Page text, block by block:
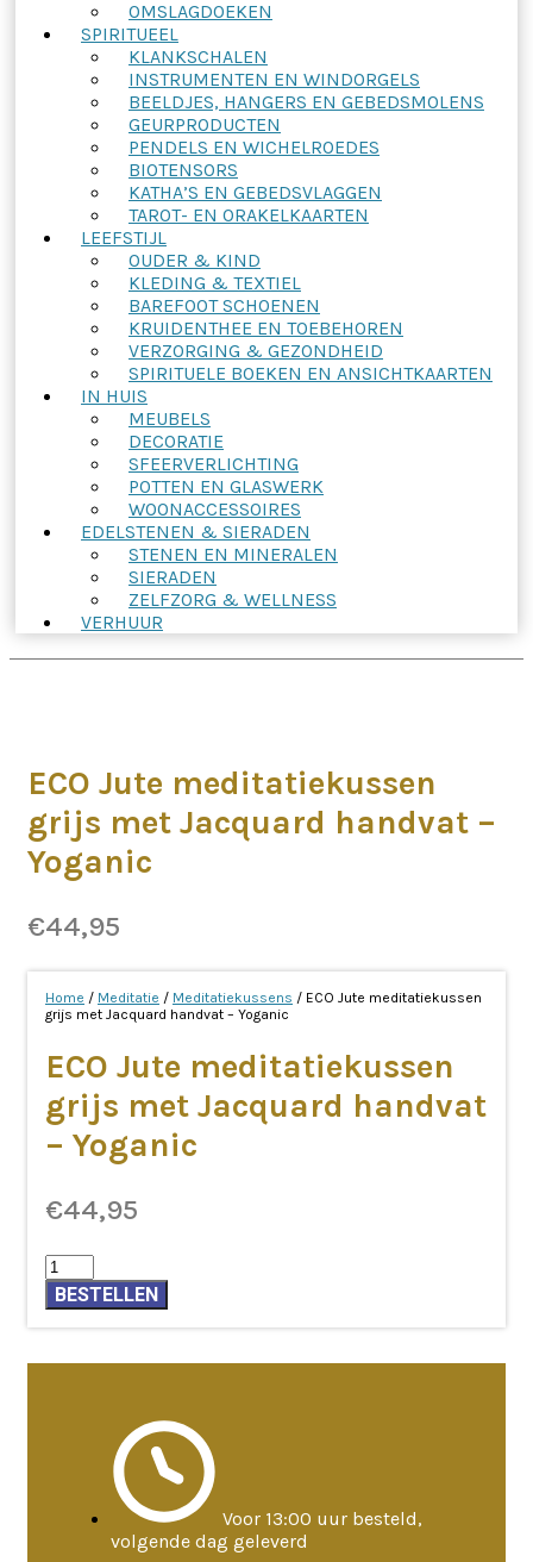
OMSLAGDOEKEN
SPIRITUEEL
KLANKSCHALEN
INSTRUMENTEN EN WINDORGELS
BEELDJES, HANGERS EN GEBEDSMOLENS
GEURPRODUCTEN
PENDELS EN WICHELROEDES
BIOTENSORS
KATHA’S EN GEBEDSVLAGGEN
TAROT- EN ORAKELKAARTEN
LEEFSTIJL
OUDER & KIND
KLEDING & TEXTIEL
BAREFOOT SCHOENEN
KRUIDENTHEE EN TOEBEHOREN
VERZORGING & GEZONDHEID
SPIRITUELE BOEKEN EN ANSICHTKAARTEN
IN HUIS
MEUBELS
DECORATIE
SFEERVERLICHTING
POTTEN EN GLASWERK
WOONACCESSOIRES
EDELSTENEN & SIERADEN
STENEN EN MINERALEN
SIERADEN
ZELFZORG & WELLNESS
VERHUUR
ECO Jute meditatiekussen
grijs met Jacquard handvat –
Yoganic
€44,95
Home / Meditatie / Meditatiekussens / ECO Jute meditatiekussen
grijs met Jacquard handvat – Yoganic
ECO Jute meditatiekussen
grijs met Jacquard handvat
– Yoganic
€44,95
ECO
Jute
meditatiekussen
grijs
BESTELLEN
Voor 13:00 uur besteld,
volgende dag geleverd